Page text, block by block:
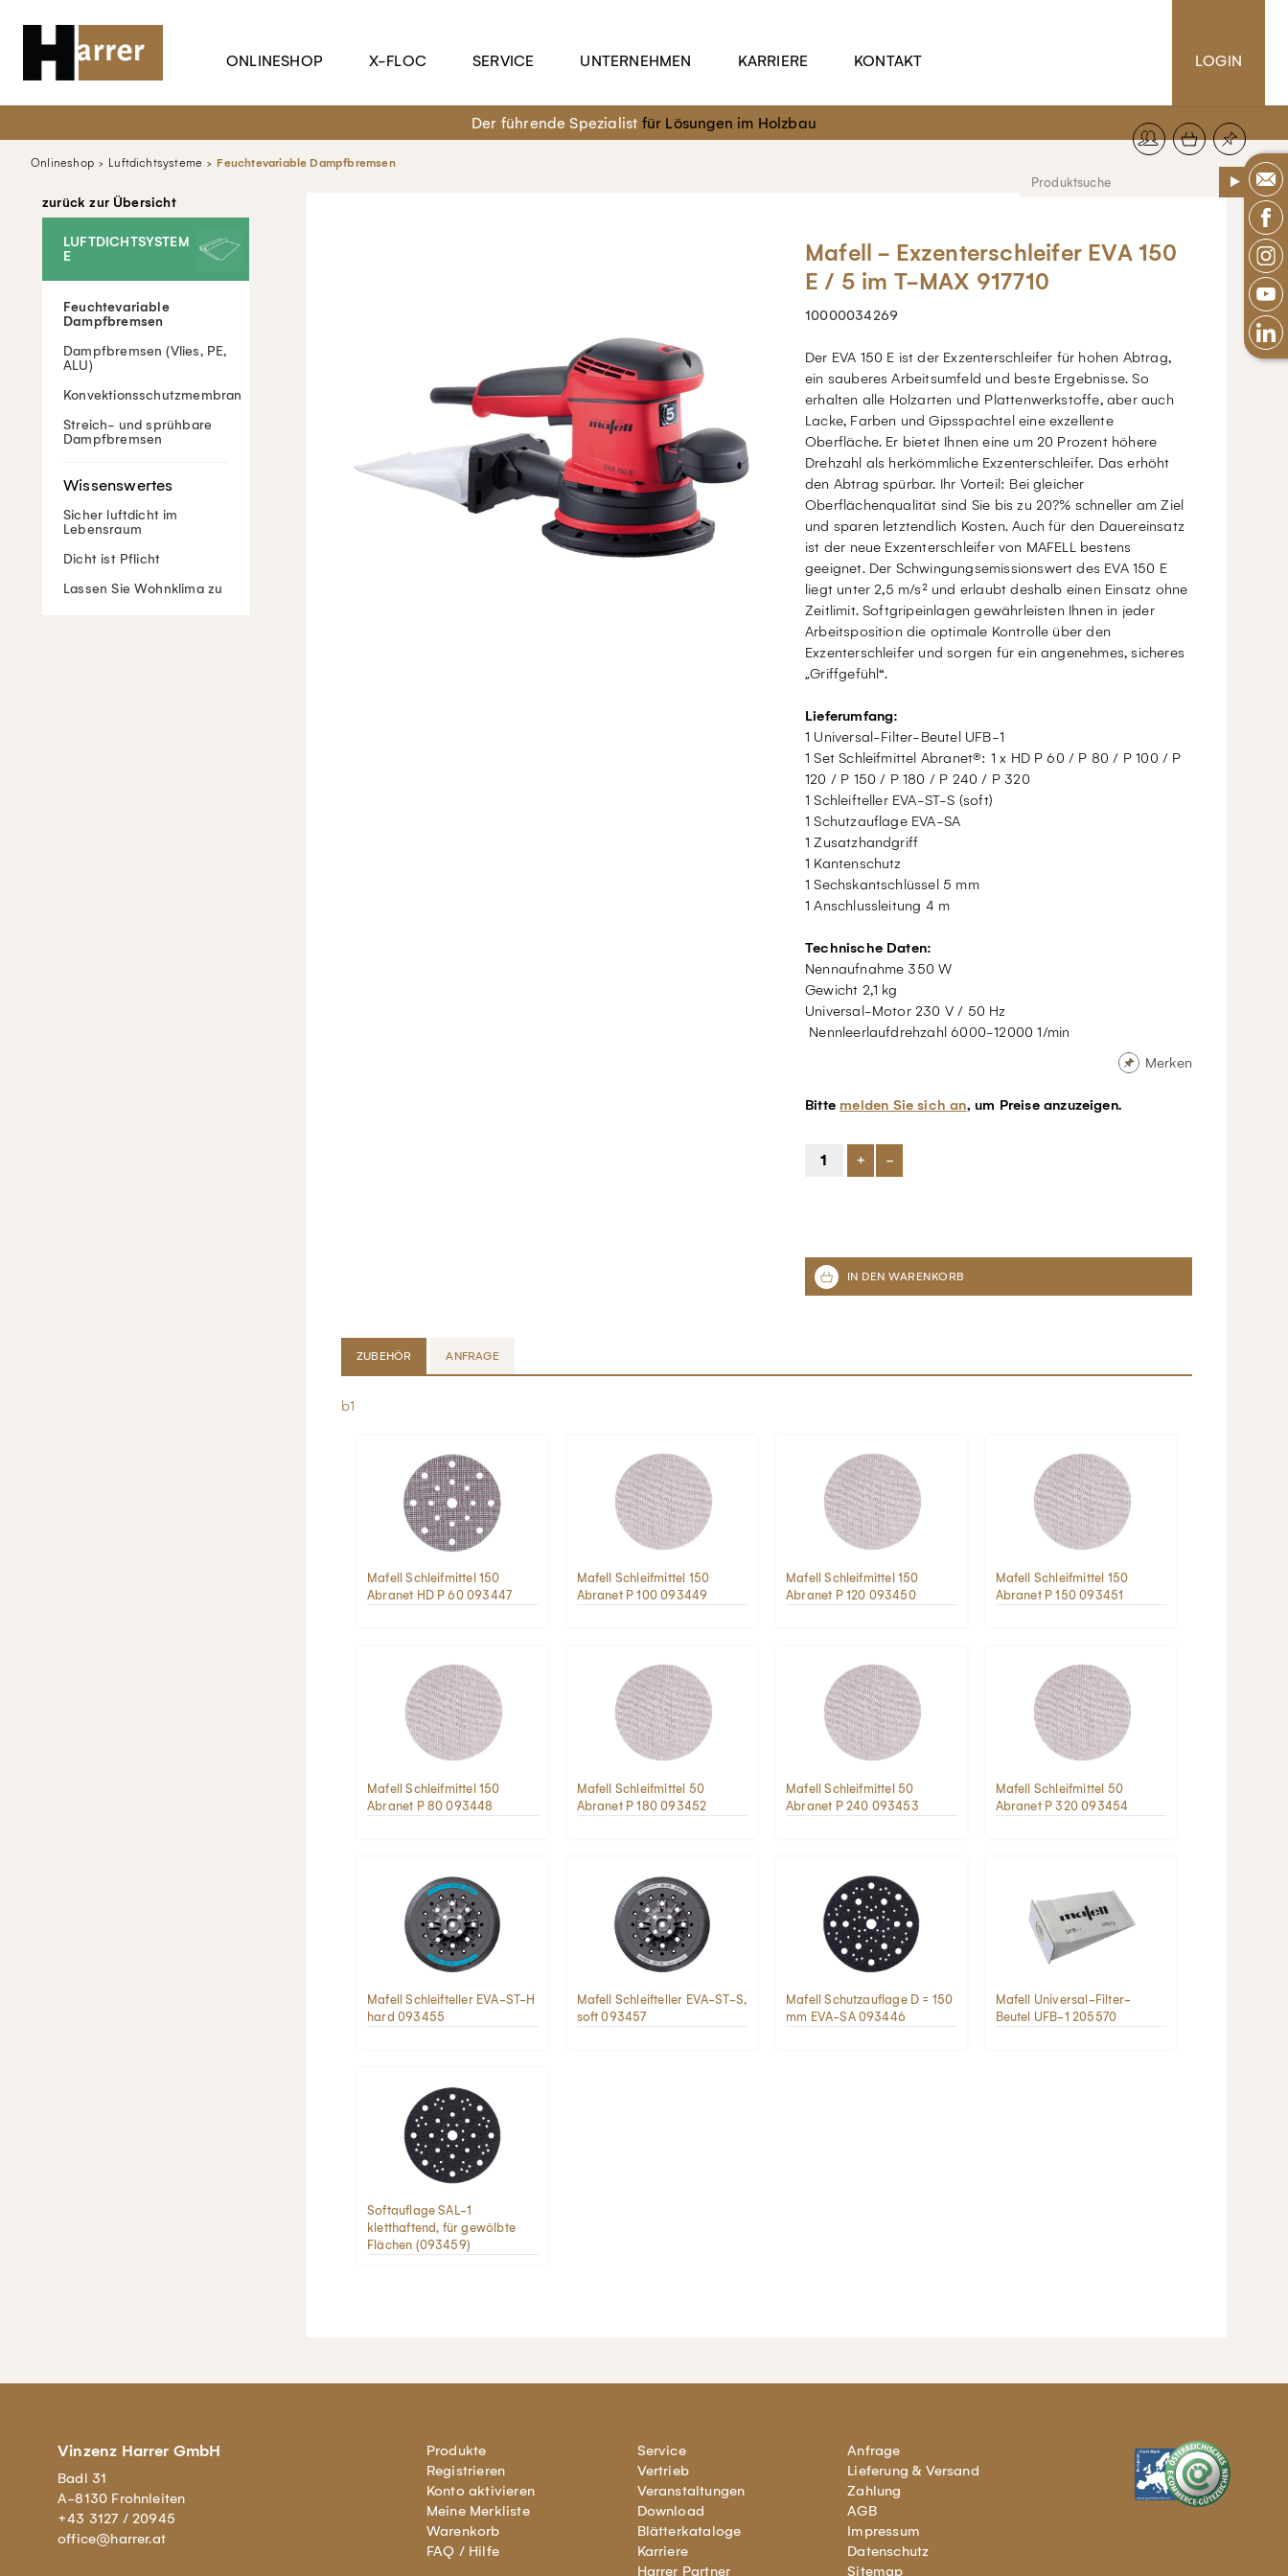
ONLINESHOP X-FLOC SERVICE UNTERNEHMEN KARRIERE KONTAKT LOGIN
Der führende Spezialist für Lösungen im Holzbau
Onlineshop Luftdichtsysteme Feuchtevariable Dampfbremsen
zurück zur Übersicht
LUFTDICHTSYSTEM
E
Feuchtevariable
Dampfbremsen
Dampfbremsen (Vlies, PE,
ALU)
Konvektionsschutzmembran
Streich- und sprühbare
Dampfbremsen
Sicher luftdicht im
Lebensraum
Dicht ist Pflicht
Lassen Sie Wohnklima zu
Mafell - Exzenterschleifer EVA 150
E / 5 im T-MAX 917710
10000034269
Der EVA 150 E ist der Exzenterschleifer für hohen Abtrag,
ein sauberes Arbeitsumfeld und beste Ergebnisse. So
erhalten alle Holzarten und Plattenwerkstoffe, aber auch
Lacke, Farben und Gipsspachtel eine exzellente
Oberfläche. Er bietet Ihnen eine um 20 Prozent höhere
Drehzahl als herkömmliche Exzenterschleifer. Das erhöht
den Abtrag spürbar. Ihr Vorteil: Bei gleicher
Oberflächenqualität sind Sie bis zu 20?% schneller am Ziel
und sparen letztendlich Kosten. Auch für den Dauereinsatz
ist der neue Exzenterschleifer von MAFELL bestens
geeignet. Der Schwingungsemissionswert des EVA 150 E
liegt unter 2,5 m/s² und erlaubt deshalb einen Einsatz ohne
Zeitlimit. Softgripeinlagen gewährleisten Ihnen in jeder
Arbeitsposition die optimale Kontrolle über den
Exzenterschleifer und sorgen für ein angenehmes, sicheres
„Griffgefühl“.
Lieferumfang:
1 Universal-Filter-Beutel UFB-1
1 Set Schleifmittel Abranet®: 1 x HD P 60 / P 80 / P 100 / P
120 / P 150 / P 180 / P 240 / P 320
1 Schleifteller EVA-ST-S (soft)
1 Schutzauflage EVA-SA
1 Zusatzhandgriff
1 Kantenschutz
1 Sechskantschlüssel 5 mm
1 Anschlussleitung 4 m
Technische Daten:
Nennaufnahme 350 W
Gewicht 2,1 kg
Universal-Motor 230 V / 50 Hz
Nennleerlaufdrehzahl 6000-12000 1/min
Merken
Bitte melden Sie sich an, um Preise anzuzeigen.
+ -
ZUBEHÖR ANFRAGE
lb1
Mafell Schleifmittel 150
Abranet HD P 60 093447
Mafell Schleifmittel 150
Abranet P 100 093449
Mafell Schleifmittel 150
Abranet P 120 093450
Mafell Schleifmittel 150
Abranet P 150 093451
Mafell Schleifmittel 150
Abranet P 80 093448
Mafell Schleifmittel 50
Abranet P 180 093452
Mafell Schleifmittel 50
Abranet P 240 093453
Mafell Schleifmittel 50
Abranet P 320 093454
Mafell Schleifteller EVA-ST-H
hard 093455
Mafell Schleifteller EVA-ST-S,
soft 093457
Mafell Schutzauflage D = 150
mm EVA-SA 093446
Mafell Universal-Filter-
Beutel UFB-1 205570
Softauflage SAL-1
kletthaftend, für gewölbte
Flächen (093459)
Vinzenz Harrer GmbH
Badl 31
A-8130 Frohnleiten
+43 3127 / 20945
office@harrer.at
Produkte
Registrieren
Konto aktivieren
Meine Merkliste
Warenkorb
FAQ / Hilfe
Service
Vertrieb
Veranstaltungen
Download
Blätterkataloge
Karriere
Harrer Partner
Anfrage
Lieferung & Versand
Zahlung
AGB
Impressum
Datenschutz
Sitemap